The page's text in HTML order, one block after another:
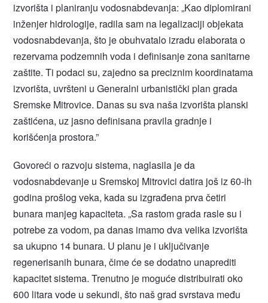
izvorišta i planiranju vodosnabdevanja: „Kao diplomirani
inženjer hidrologije, radila sam na legalizaciji objekata
vodosnabdevanja, što je obuhvatalo izradu elaborata o
rezervama podzemnih voda i definisanje zona sanitarne
zaštite. Ti podaci su, zajedno sa preciznim koordinatama
izvorišta, uvršteni u Generalni urbanistički plan grada
Sremske Mitrovice. Danas su sva naša izvorišta planski
zaštićena, uz jasno definisana pravila gradnje i
korišćenja prostora.”
Govoreći o razvoju sistema, naglasila je da
vodosnabdevanje u Sremskoj Mitrovici datira još iz 60-ih
godina prošlog veka, kada su izgrađena prva četiri
bunara manjeg kapaciteta. „Sa rastom grada rasle su i
potrebe za vodom, pa danas imamo dva velika izvorišta
sa ukupno 14 bunara. U planu je i uključivanje
regenerisanih bunara, čime će se dodatno unaprediti
kapacitet sistema. Trenutno je moguće distribuirati oko
600 litara vode u sekundi, što naš grad svrstava među